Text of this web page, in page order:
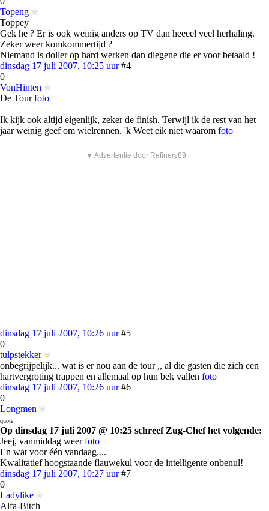
Topeng
Toppey
Gek he ? Er is ook weinig anders op TV dan heeeel veel herhaling.
Zeker weer komkommertijd ?
Niemand is doller op hard werken dan diegene die er voor betaald !
dinsdag 17 juli 2007, 10:25 uur #4
0
VonHinten
De Tourfoto
Ik kijk ook altijd eigenlijk, zeker de finish. Terwijl ik de rest van het
jaar weinig geef om wielrennen. 'k Weet eik niet waarom foto
▼ Advertentie door Refinery89
dinsdag 17 juli 2007, 10:26 uur #5
0
tulpstekker
onbegrijpelijk... wat is er nou aan de tour ,, al die gasten die zich een
hartvergroting trappen en allemaal op hun bek vallen foto
dinsdag 17 juli 2007, 10:26 uur #6
0
Longmen
quote:
Op dinsdag 17 juli 2007 @ 10:25 schreef Zug-Chef het volgende:
Jeej, vanmiddag weerfoto
En wat voor één vandaag....
Kwalitatief hoogstaande flauwekul voor de intelligente onbenul!
dinsdag 17 juli 2007, 10:27 uur #7
0
Ladylike
Alfa-Bitch